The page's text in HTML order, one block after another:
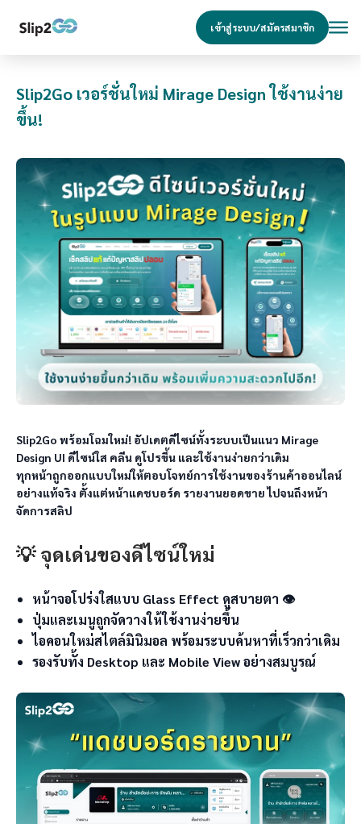
เข้าสู่ระบบ/สมัครสมาชิก
Slip2Go เวอร์ชั่นใหม่ Mirage Design ใช้งานง่าย
ขึ้น!
Slip2Go พร้อมโฉมใหม่! อัปเดตดีไซน์ทั้งระบบเป็นแนว Mirage
Design UI ดีไซน์ใส คลีน ดูโปรขึ้น และใช้งานง่ายกว่าเดิม
ทุกหน้าถูกออกแบบใหม่ให้ตอบโจทย์การใช้งานของร้านค้าออนไลน์
อย่างแท้จริง ตั้งแต่หน้าแดชบอร์ด รายงานยอดขาย ไปจนถึงหน้า
จัดการสลิป
💡 จุดเด่นของดีไซน์ใหม่
หน้าจอโปร่งใสแบบ Glass Effect ดูสบายตา 👁️
ปุ่มและเมนูถูกจัดวางให้ใช้งานง่ายขึ้น
ไอคอนใหม่สไตล์มินิมอล พร้อมระบบค้นหาที่เร็วกว่าเดิม
รองรับทั้ง Desktop และ Mobile View อย่างสมบูรณ์